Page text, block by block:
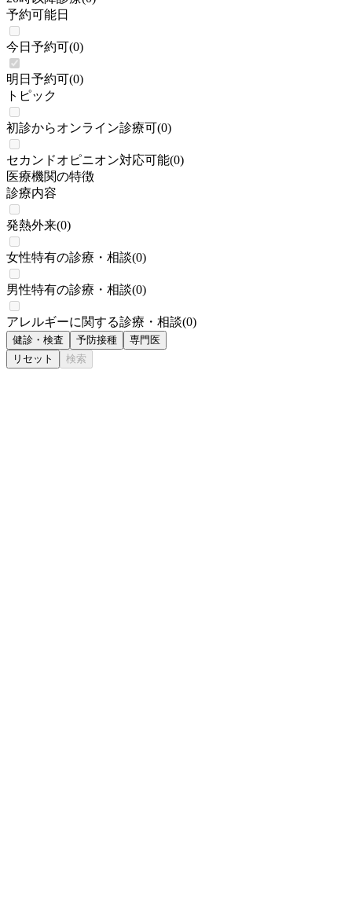
予約可能日
今日予約可(0)
明日予約可(0)
トピック
初診からオンライン診療可(0)
セカンドオピニオン対応可能(0)
医療機関の特徴
診療内容
発熱外来(0)
女性特有の診療・相談(0)
男性特有の診療・相談(0)
アレルギーに関する診療・相談(0)
健診・検査 予防接種
専門医
リセット
検索